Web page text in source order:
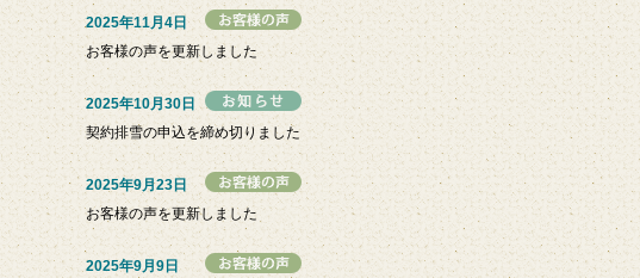
2025年11月4日
お客様の声を更新しました
2025年10月30日
契約排雪の申込を締め切りました
2025年9月23日
お客様の声を更新しました
2025年9月9日